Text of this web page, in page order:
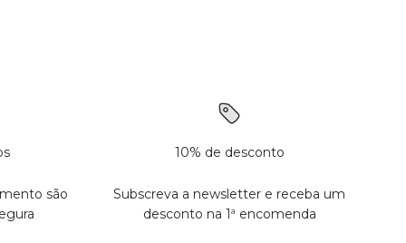
são
10% de desconto
Subscreva a newsletter e receba um
desconto na 1ª encomenda